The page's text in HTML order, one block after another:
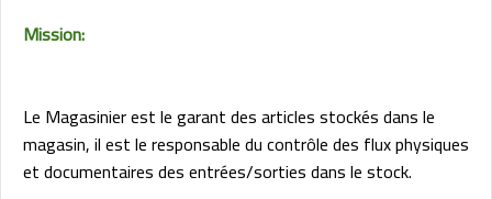
Mission:
Le Magasinier est le garant des articles stockés dans le
magasin, il est le responsable du contrôle des flux physiques
et documentaires des entrées/sorties dans le stock.